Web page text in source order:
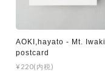
AOKI,hayato - Mt. Iwaki
postcard
¥220(内税)